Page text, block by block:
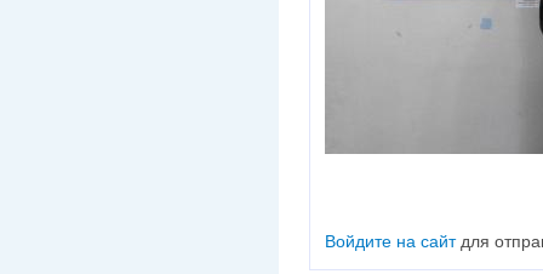
Войдите на сайтдля